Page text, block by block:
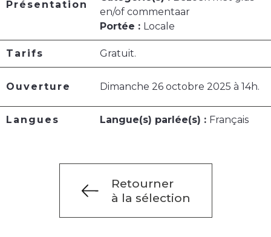
Présentation
en/of commentaar
Portée : Locale
Tarifs Gratuit.
Ouverture Dimanche 26 octobre 2025 à 14h.
Langues Langue(s) parlée(s) : Français
Retourner
à la sélection